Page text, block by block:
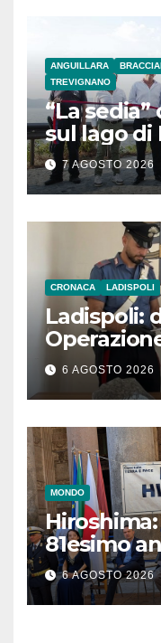
ANGUILLARA
TREVIGNANO
“La
sul lago di
7 AGOSTO 2026
CRONACA LADISPOLI
Ladispoli:
6 AGOSTO 2026
MONDO
81esimo
monito
6 AGOSTO 2026